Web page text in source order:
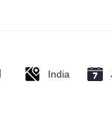
India